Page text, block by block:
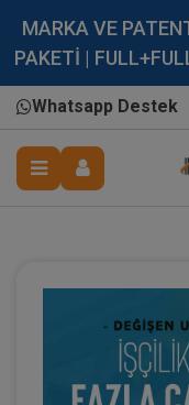
MARKA VE
PAKETİ |
Whatsapp Destek